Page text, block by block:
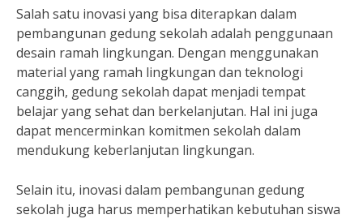
Salah satu inovasi yang bisa diterapkan dalam
pembangunan gedung sekolah adalah penggunaan
desain ramah lingkungan. Dengan menggunakan
material yang ramah lingkungan dan teknologi
canggih, gedung sekolah dapat menjadi tempat
belajar yang sehat dan berkelanjutan. Hal ini juga
dapat mencerminkan komitmen sekolah dalam
mendukung keberlanjutan lingkungan.
Selain itu, inovasi dalam pembangunan gedung
sekolah juga harus memperhatikan kebutuhan siswa